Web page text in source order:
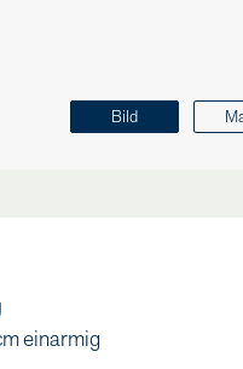
Bild
einarmig